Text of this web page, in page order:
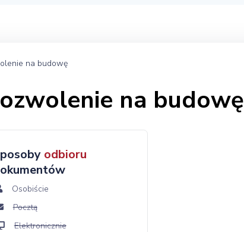
na budowę
na budowę
odbioru
Osobiście
Pocztą
Elektronicznie